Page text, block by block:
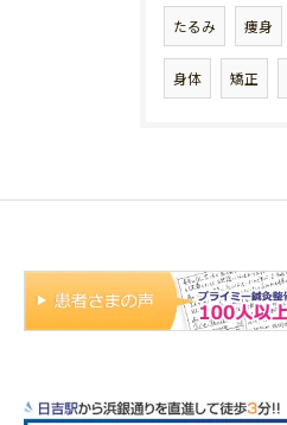
たるみ 痩身
身体 矯正